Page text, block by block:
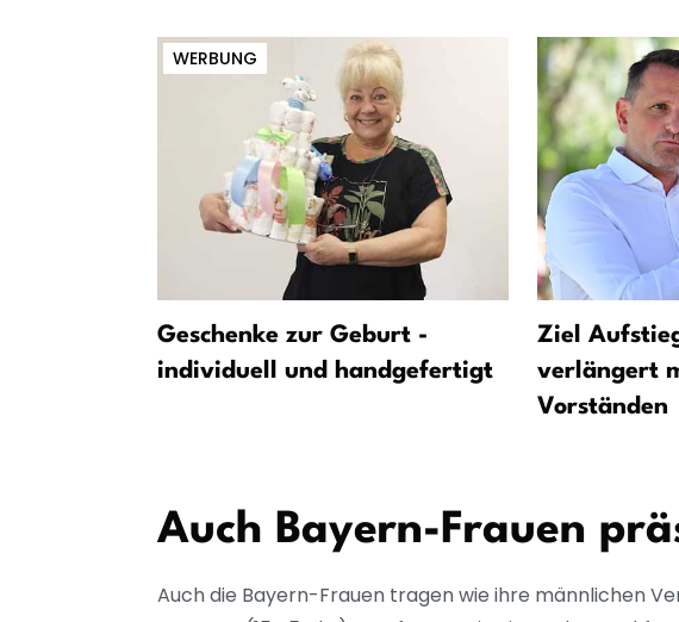
WERBUNG
Geschenke zur Geburt -
individuell und handgefertigt
Ziel
verlängert
Vorständen
Auch Bayern-Frauen
Auch die Bayern-Frauen tragen wie ihre männlichen